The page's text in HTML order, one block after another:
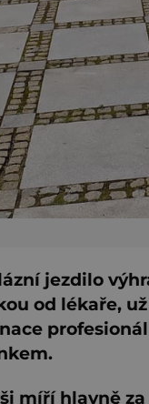
jezdilo
od lékaře,
míří hlavně